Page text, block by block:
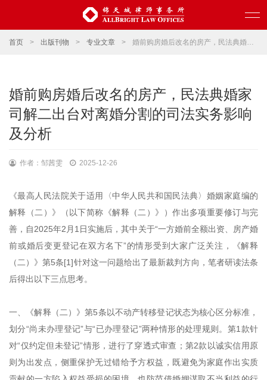
首页 > 出版刊物 > 专业文章 > 婚前购房婚后改名的房产，民法典婚家司解二出台对离婚分割的司法实务影响及分析
婚前购房婚后改名的房产，民法典婚家
司解二出台对离婚分割的司法实务影响
及分析
作者：邹茜雯 2025-12-26
《最高人民法院关于适用〈中华人民共和国民法典〉婚姻家庭编的
解释（二）》（以下简称《解释（二）》）作出多项重要修订与完
善，自2025年2月1日实施后，其中关于“一方婚前全额出资、房产婚
前或婚后变更登记在双方名下”的情形受到大家广泛关注，《解释
（二）》第5条[1]针对这一问题给出了最新裁判方向，笔者研读法条
后得出以下三点思考。
一、《解释（二）》第5条以不动产转移登记状态为核心区分标准，
划分“尚未办理登记”与“已办理登记”两种情形的处理规则。第1款针
对“仅约定但未登记”情形，进行了穿透式审查；第2款以诚实信用原
则为出发点，侧重保护无过错给予方权益，既避免为家庭作出实质